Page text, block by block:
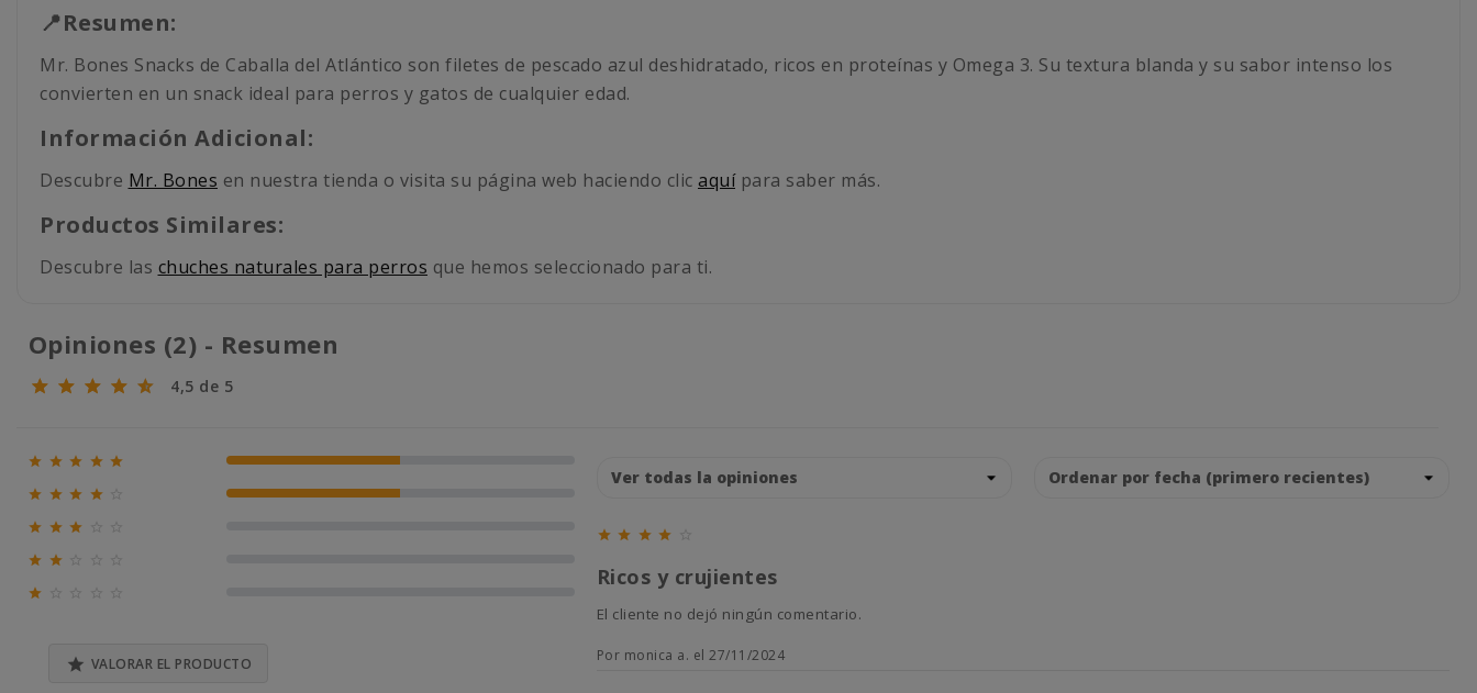
📍Resumen:
Mr. Bones Snacks de Caballa del Atlántico son filetes de pescado azul deshidratado, ricos en proteínas y Omega 3. Su textura blanda y su sabor intenso los
convierten en un snack ideal para perros y gatos de cualquier edad.
Información Adicional:
Descubre Mr. Bones en nuestra tienda o visita su página web haciendo clic aquípara saber más.
Productos Similares:
Descubre las chuches naturales para perros que hemos seleccionado para ti.
Opiniones (2) - Resumen
4,5 de 5
     50% (1)
    50% (1)
  
 

 VALORAR EL PRODUCTO
   
Ricos y crujientes
El cliente no dejó ningún comentario.
Por monica a. el 27/11/2024